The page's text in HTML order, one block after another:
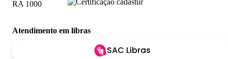
Atendimento em libras
SAC Libras